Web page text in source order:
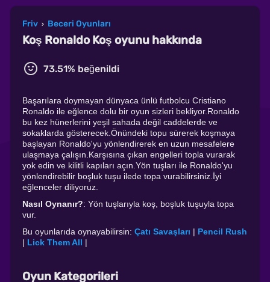
Friv › Beceri Oyunları
Koş Ronaldo Koş oyunu hakkında
73.51% beğenildi
Başarılara doymayan dünyaca ünlü futbolcu Cristiano
Ronaldo ile eğlence dolu bir oyun sizleri bekliyor.Ronaldo
bu kez hünerlerini yeşil sahada değil caddelerde ve
sokaklarda gösterecek.Önündeki topu sürerek koşmaya
başlayan Ronaldo'yu yönlendirerek en uzun mesafelere
ulaşmaya çalışın.Karşısına çıkan engelleri topla vurarak
yok edin ve kilitli kapıları açın.Yön tuşları ile Ronaldo'yu
yönlendirebilir boşluk tuşu ilede topa vurabilirsiniz.İyi
eğlenceler diliyoruz.
Nasıl Oynanır?: Yön tuşlarıyla koş, boşluk tuşuyla topa
vur.
Bu oyunlarıda oynayabilirsin: Çatı Savaşları | Pencil Rush
| Lick Them All |
Oyun Kategorileri